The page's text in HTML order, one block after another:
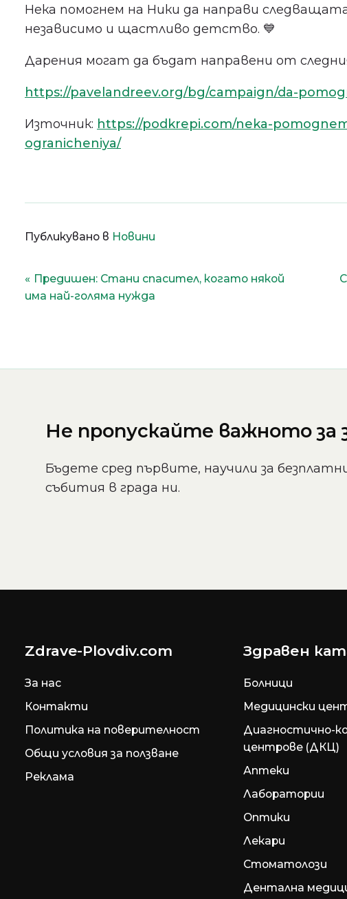
Нека помогнем на Ники да направи
независимо и щастливо детство. 💙
Дарения могат да бъдат направени от
https://pavelandreev.org/bg/campaign/da-
Източник: https://podkrepi.com/neka-
ogranicheniya/
Публикувано в Новини
Навигация
Предишен: Стани спасител, когато някой
има най-голяма нужда
Не пропускайте важното за
Бъдете сред първите, научили за
събития в града ни.
Zdrave-Plovdiv.com
За нас
Контакти
Политика на поверителност
Общи условия за ползване
Реклама
Здравен
Болници
Медицински
Диагностично-
центрове (ДКЦ)
Аптеки
Лаборатории
Оптики
Лекари
Стоматолози
Дентална